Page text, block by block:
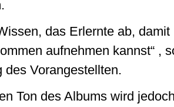
das Erlernte ab,
aufnehmen kannst“ ,
des Vorangestellten.
Ton des Albums wird